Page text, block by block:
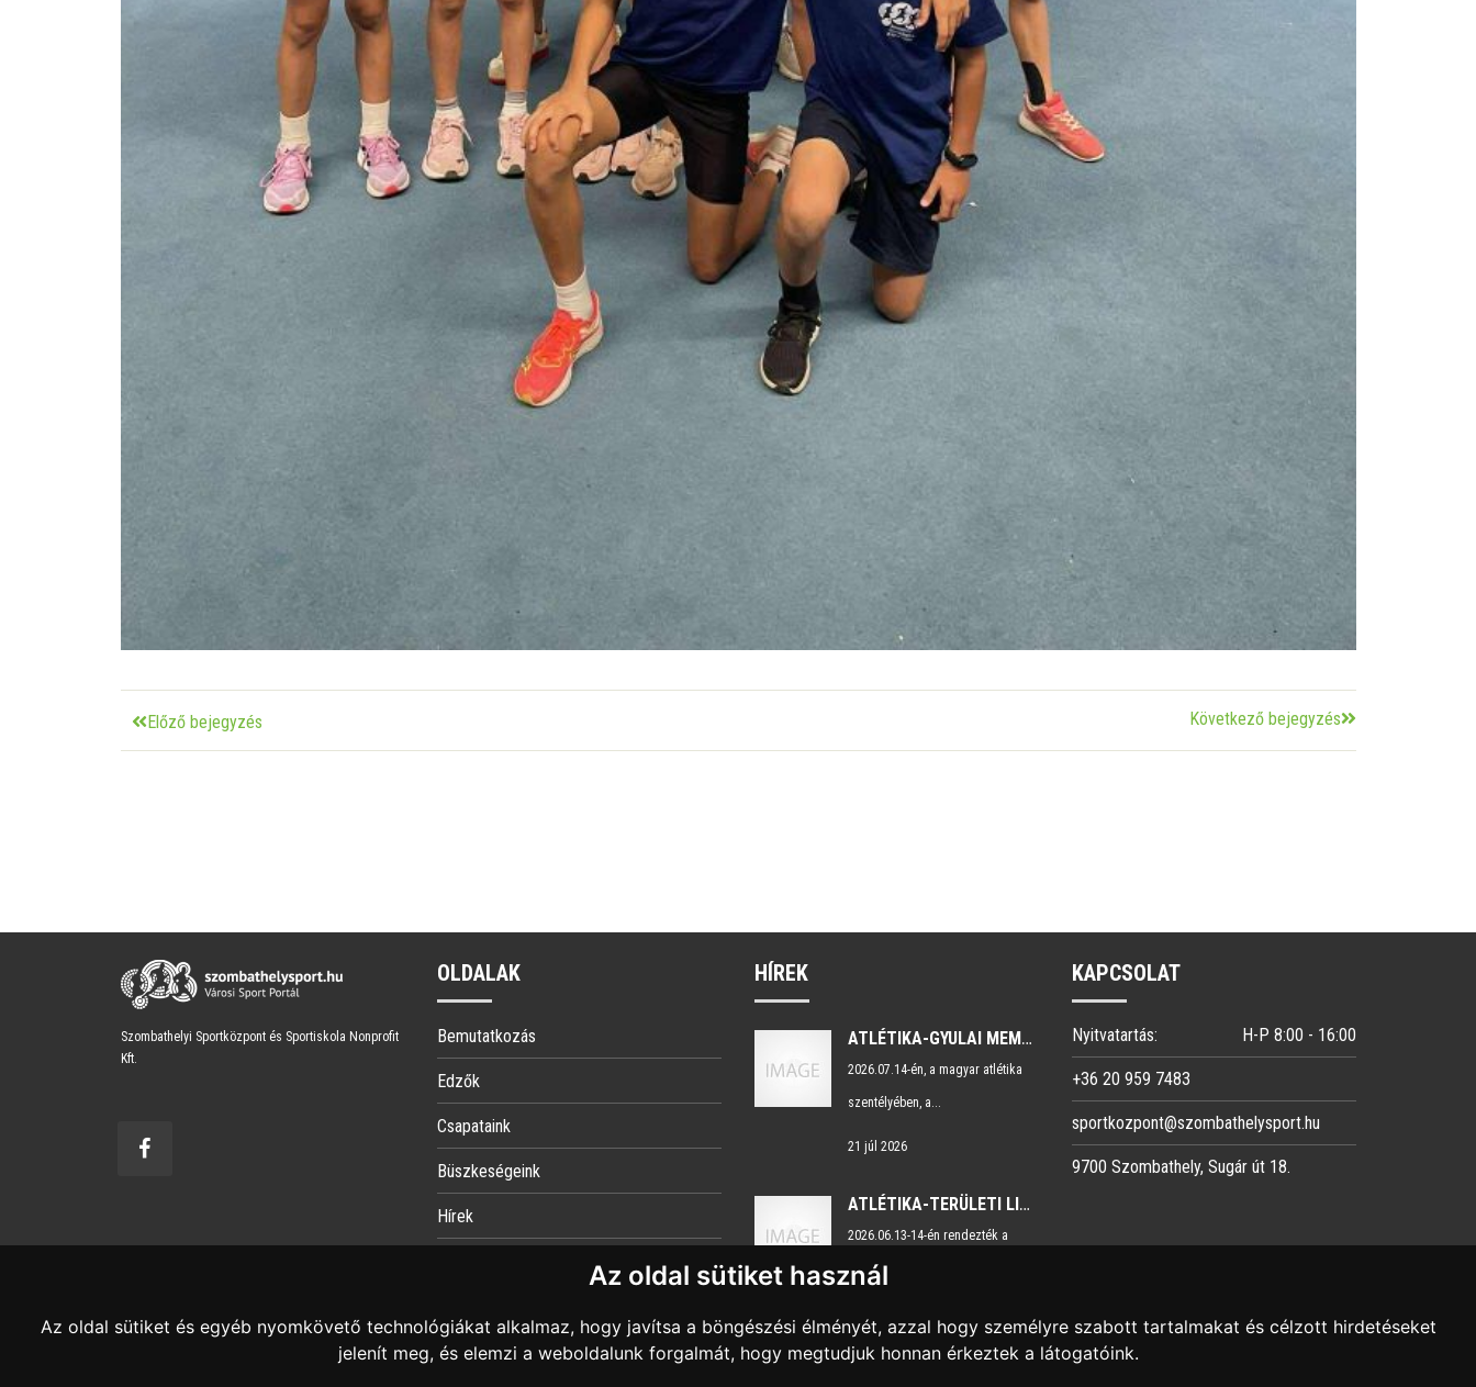
Az oldal sütiket használ
Az oldal sütiket és egyéb nyomkövető technológiákat alkalmaz, hogy javítsa a böngészési élményét, azzal hogy személyre szabott tartalmakat és célzott hirdetéseket
jelenít meg, és elemzi a weboldalunk forgalmát, hogy megtudjuk honnan érkeztek a látogatóink.
Előző bejegyzés Következő bejegyzés
Szombathelyi Sportközpont és Sportiskola Nonprofit
Kft.
OLDALAK
Bemutatkozás
Edzők
Csapataink
Büszkeségeink
Hírek
Jelentkezés/Működési hozzájárulás
HÍREK
ATLÉTIKA-GYULAI MEMORIAL
2026.07.14-én, a magyar atlétika
szentélyében, a...
21 júl 2026
ATLÉTIKA-TERÜLETI LIGA
2026.06.13-14-én rendezték a
Nyugati Területi Liga...
KAPCSOLAT
Nyitvatartás: H-P 8:00 - 16:00
+36 20 959 7483
sportkozpont@szombathelysport.hu
9700 Szombathely, Sugár út 18.